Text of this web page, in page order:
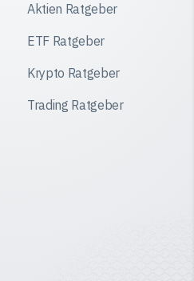
Aktien Ratgeber
ETF Ratgeber
Krypto Ratgeber
Trading Ratgeber